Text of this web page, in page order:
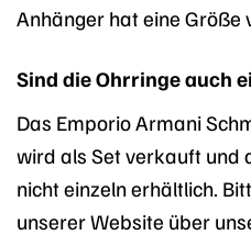
Anhänger hat eine Größe
Sind die Ohrringe auch
Das Emporio Armani
wird als Set verkauft und
nicht einzeln erhältlich.
unserer Website über